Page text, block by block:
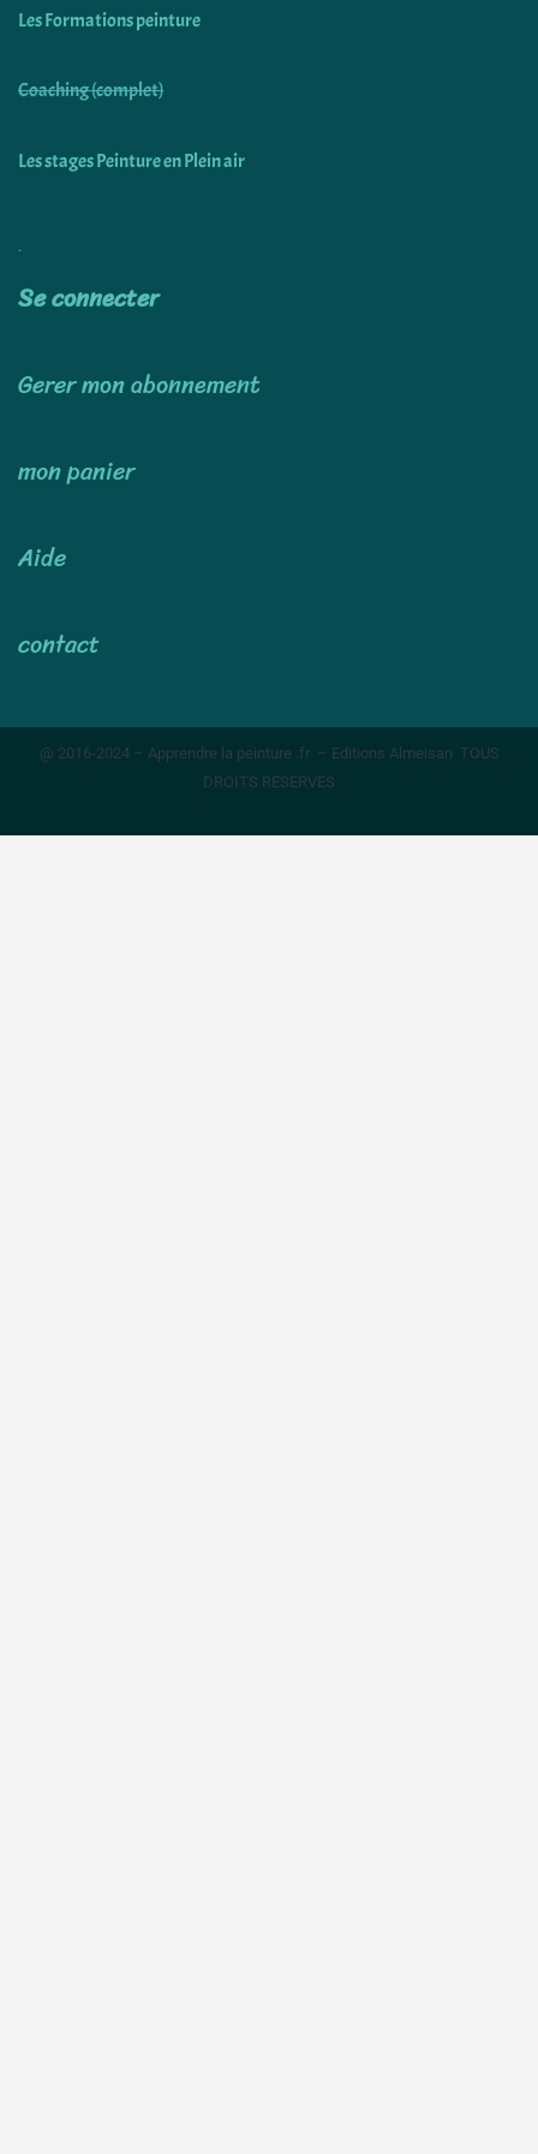
Les Formations peinture
Coaching (complet)
Les stages Peinture en Plein air
Se connecter
Gerer mon abonnement
mon panier
Aide
contact
@ 2016-2024 – Apprendre la peinture .fr – Editions Almeisan TOUS
DROITS RESERVES